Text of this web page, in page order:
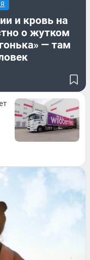
и кровь на
о жутком
— там